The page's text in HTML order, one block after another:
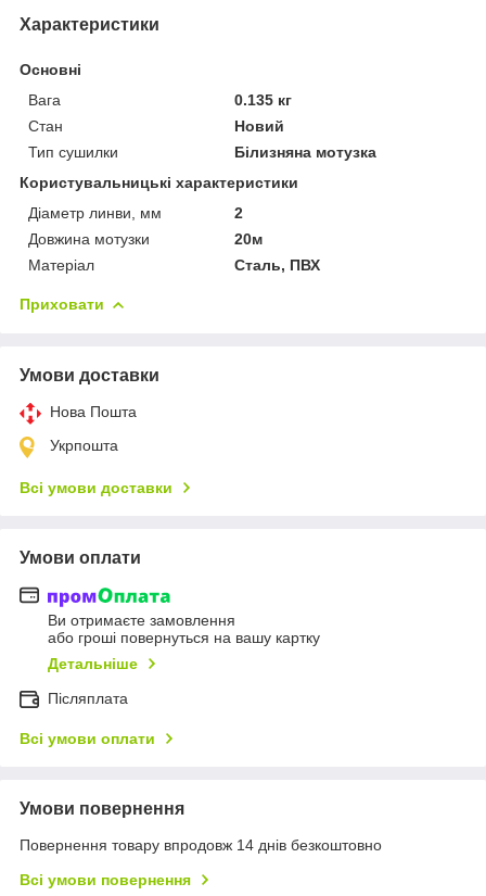
Характеристики
Основні
Вага
0.135 кг
Стан
Новий
Тип сушилки
Білизняна мотузка
Користувальницькі характеристики
Діаметр линви, мм
2
Довжина мотузки
20м
Матеріал
Сталь, ПВХ
Приховати
Умови доставки
Нова Пошта
Укрпошта
Всі умови доставки
Умови оплати
Ви отримаєте замовлення
або гроші повернуться на вашу картку
Детальніше
Післяплата
Всі умови оплати
Умови повернення
Повернення товару впродовж 14 днів безкоштовно
Всі умови повернення